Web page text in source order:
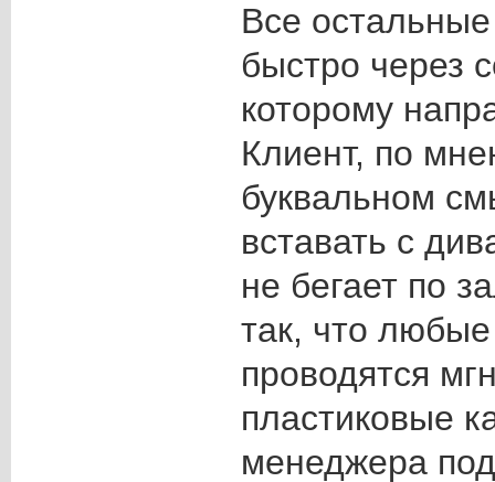
Все
быстро через
которому
Клиент, по
буквальном
вставать с
не бегает по
так, что
проводятся
пластиковые
менеджера